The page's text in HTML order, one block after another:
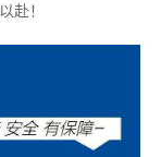
赴！